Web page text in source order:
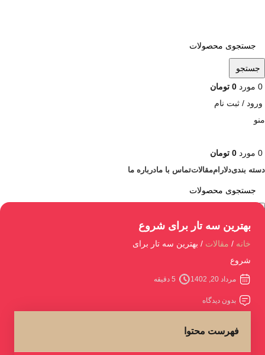
جستجو
0 مورد 0 تومان
ورود / ثبت نام
منو
0 مورد 0 تومان
دسته بندیدلاراممقالاتتماس با مادرباره ما
بهترین سه تار برای شروع
خانه مقالات
بهترین سه تار برای
شروع
مرداد 20, 1402 5 دقیقه
بدون دیدگاه
فهرست محتوا